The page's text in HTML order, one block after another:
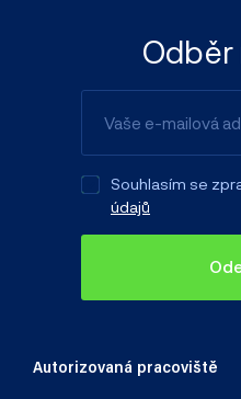
Autorizovaná pracoviště
Odběr
Souhlasím se
údajů